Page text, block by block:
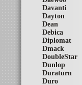
Davanti
Dayton
Dean
Debica
Diplomat
Dmack
DoubleStar
Dunlop
Duraturn
Duro